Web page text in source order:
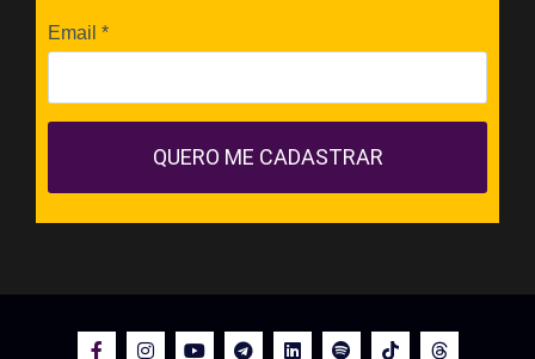
Email *
QUERO ME CADASTRAR